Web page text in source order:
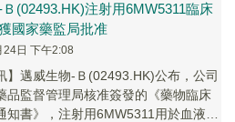
(02493.HK)注射用6MW5311臨床
國家藥監局批准
日 下午2:08
】邁威生物-Ｂ(02493.HK)公布，公司
品監督管理局核准簽發的《藥物臨床
知書》，注射用6MW5311用於血液瘤